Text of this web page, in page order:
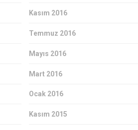
Kasım 2016
Temmuz 2016
Mayıs 2016
Mart 2016
Ocak 2016
Kasım 2015